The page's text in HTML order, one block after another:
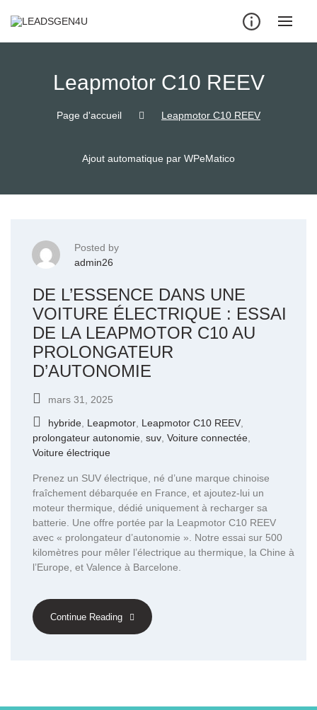
Leapmotor C10 REEV
Page d'accueil Leapmotor C10 REEV
Ajout automatique par WPeMatico
Posted by
admin26
DE L’ESSENCE DANS UNE
VOITURE ÉLECTRIQUE : ESSAI
DE LA LEAPMOTOR C10 AU
PROLONGATEUR
D’AUTONOMIE
mars 31, 2025
hybride Leapmotor Leapmotor C10 REEV
prolongateur autonomie suv Voiture connectée
Voiture électrique
Prenez un SUV électrique, né d’une marque chinoise
fraîchement débarquée en France, et ajoutez-lui un
moteur thermique, dédié uniquement à recharger sa
batterie. Une offre portée par la Leapmotor C10 REEV
avec « prolongateur d’autonomie ». Notre essai sur 500
kilomètres pour mêler l’électrique au thermique, la Chine à
l’Europe, et Valence à Barcelone.
Continue Reading